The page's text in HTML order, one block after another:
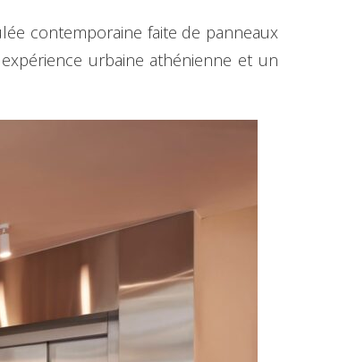
contemporaine faite de panneaux
urbaine athénienne et un